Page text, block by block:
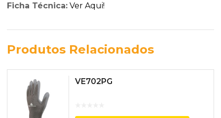
Ficha Técnica: Ver Aqui!
Produtos Relacionados
VE702PG